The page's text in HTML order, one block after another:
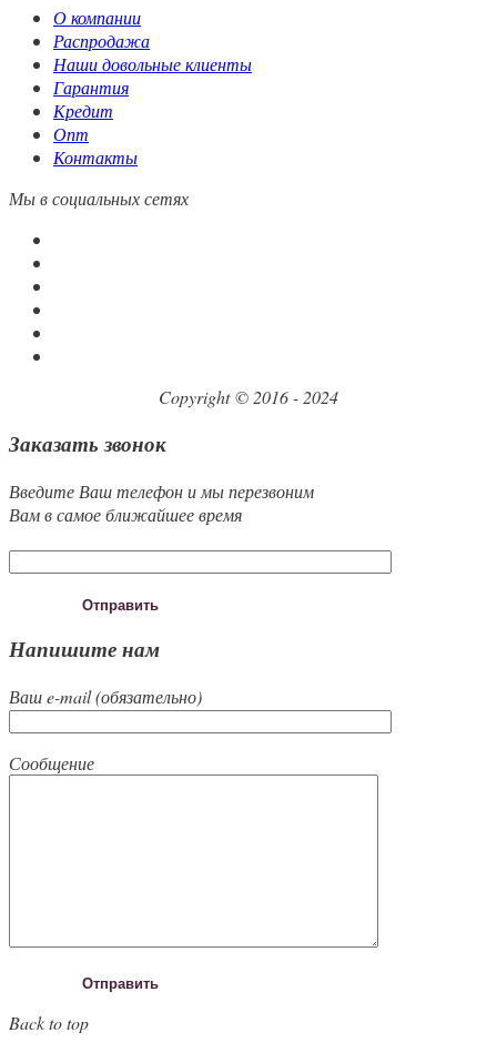
О компании
Распродажа
Наши довольные клиенты
Гарантия
Кредит
Опт
Контакты
Мы в социальных сетях
Copyright © 2016 - 2024
Заказать звонок
Введите Ваш телефон и мы перезвоним
Вам в самое ближайшее время
Напишите нам
Ваш e-mail (обязательно)
Сообщение
Back to top